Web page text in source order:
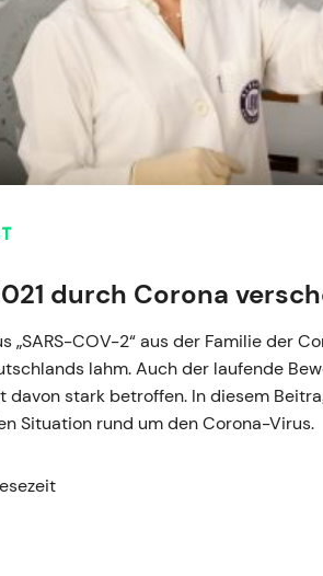
durch Corona
„SARS-COV-2“ aus der Familie der
lahm. Auch der laufende
davon stark betroffen. In diesem
Situation rund um den Corona-Virus.